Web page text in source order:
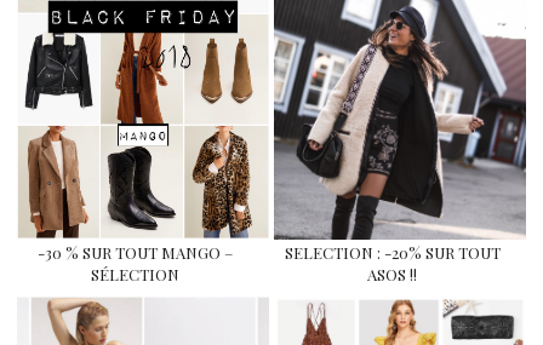
-30 % SUR TOUT MANGO –
SÉLECTION
SELECTION : -20% SUR TOUT
ASOS !!